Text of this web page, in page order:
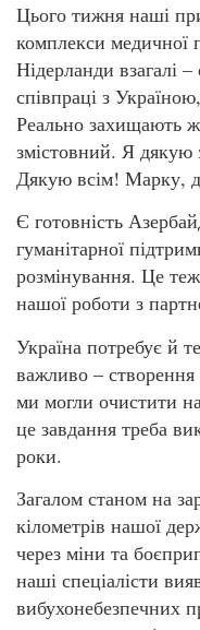
Цього тижня наші
комплекси медичної
Нідерланди взагалі
співпраці з
Реально захищають
змістовний. Я дякую
Дякую всім! Марку,
Є готовність
гуманітарної
розмінування. Це
нашої роботи з
Україна потребує й
важливо –
ми могли очистити
це завдання треба
роки.
Загалом станом на
кілометрів нашої
через міни та
наші спеціалісти
вибухонебезпечних